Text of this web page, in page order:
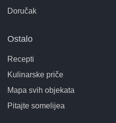
Doručak
Ostalo
Recepti
Kulinarske priče
Mapa svih objekata
Pitajte somelijea